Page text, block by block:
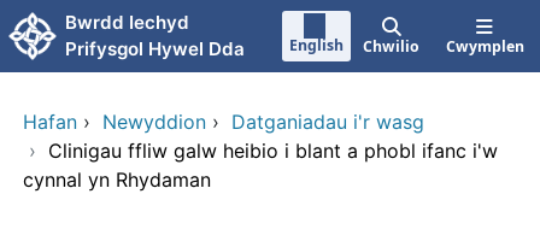
Neidio i'r prif gynnwy
Bwrdd Iechyd
Prifysgol Hywel Dda
English Chwilio Cwymplen
Hafan › Newyddion › Datganiadau i'r wasg
› Clinigau ffliw galw heibio i blant a phobl ifanc i'w
cynnal yn Rhydaman